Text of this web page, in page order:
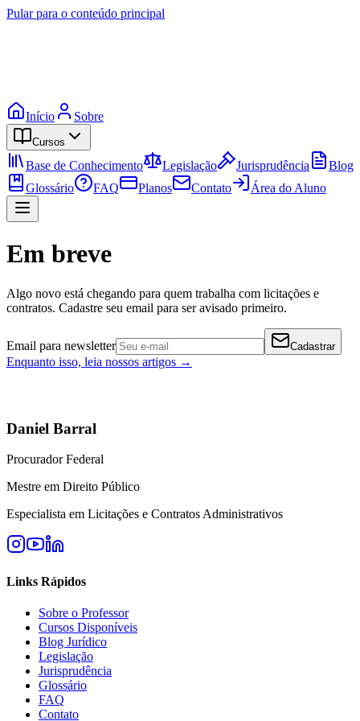
Pular para o conteúdo principal
Início Sobre
Cursos
Base de Conhecimento Legislação Jurisprudência
Blog
Glossário
FAQ Planos Contato Área do Aluno
Em breve
Algo novo está chegando para quem trabalha com licitações e
contratos. Cadastre seu email para ser avisado primeiro.
Email para newsletter Cadastrar
Enquanto isso, leia nossos artigos →
Daniel Barral
Procurador Federal
Mestre em Direito Público
Especialista em Licitações e Contratos Administrativos
Links Rápidos
Sobre o Professor
Cursos Disponíveis
Blog Jurídico
Legislação
Jurisprudência
Glossário
FAQ
Contato